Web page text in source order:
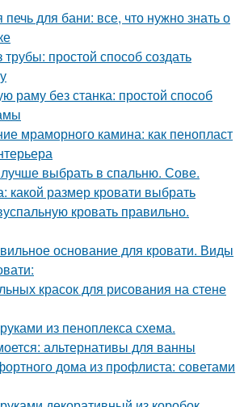
печь для бани: все, что нужно знать о
простой способ создать
раму без станка: простой способ
мраморного камина: как пенопласт
выбрать в спальню. Сове.
какой размер кровати выбрать
кровать правильно.
основание для кровати. Виды
красок для рисования на стене
из пеноплекса схема.
альтернативы для ванны
дома из профлиста: советами